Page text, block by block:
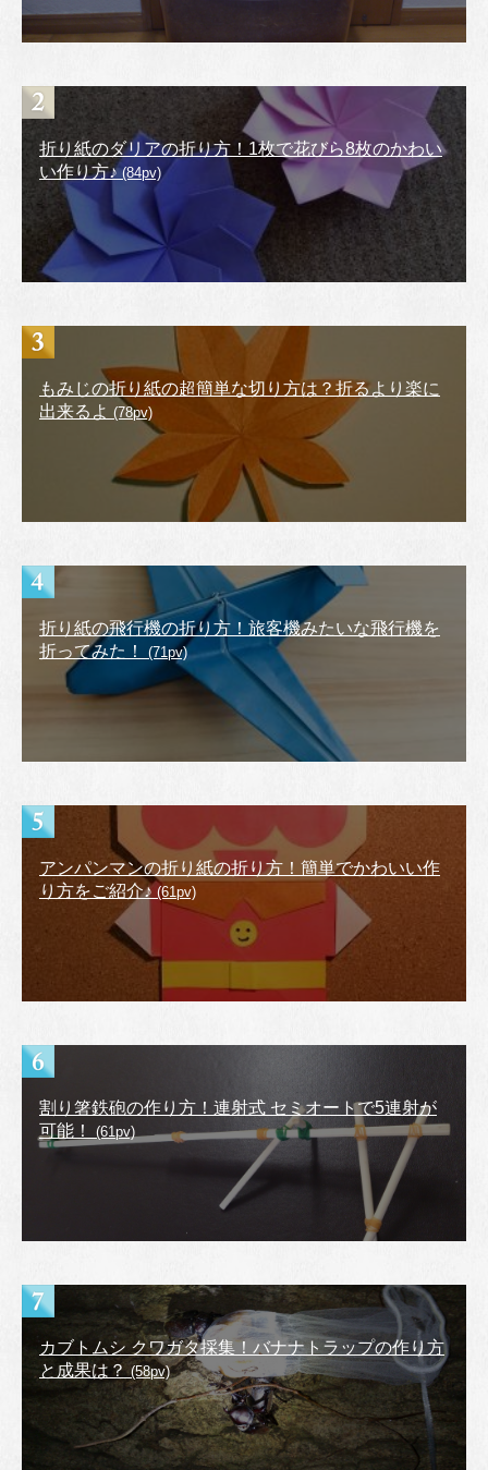
折り紙のダリアの折り方！1枚で花びら8枚のかわい
い作り方♪(84pv)
もみじの折り紙の超簡単な切り方は？折るより楽に
出来るよ (78pv)
折り紙の飛行機の折り方！旅客機みたいな飛行機を
折ってみた！
(71pv)
アンパンマンの折り紙の折り方！簡単でかわいい作
り方をご紹介♪ (61pv)
割り箸鉄砲の作り方！連射式 セミオートで5連射が
可能！
(61pv)
カブトムシ クワガタ採集！バナナトラップの作り方
と成果は？(58pv)